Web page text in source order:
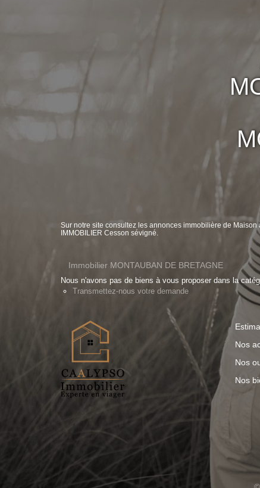
Sur notre site consultez les annonces immobilière de
IMMOBILIER Cesson sévigné.
Immobilier MONTAUBAN DE BRETAGNE
Nous n'avons pas de biens à vous proposer dans la
Transmettez-nous votre demande
Nos
Nos
Nos